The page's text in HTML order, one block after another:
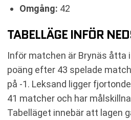
Omgång: 42
TABELLÄGE INFÖR
Inför matchen är Brynäs åtta
poäng efter 43 spelade
på -1. Leksand ligger
41 matcher och har
Tabelläget innebär att lagen